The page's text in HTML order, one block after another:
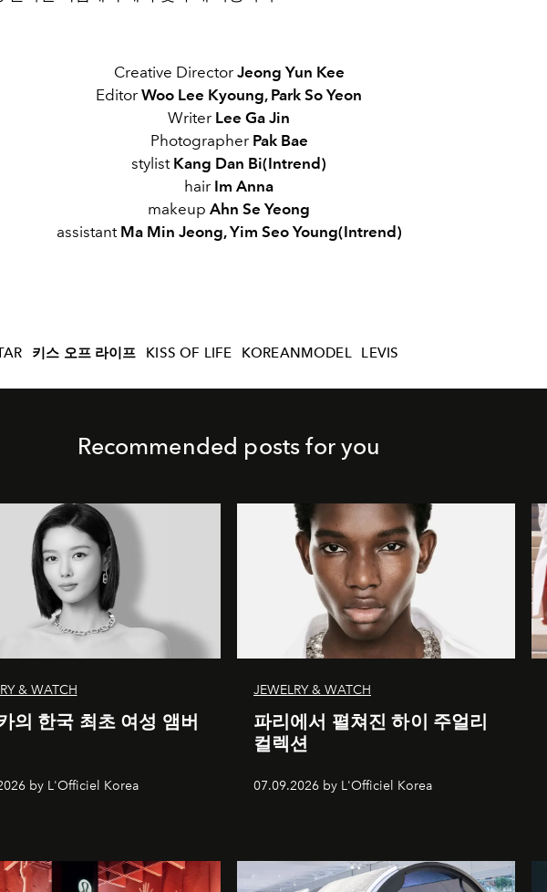
Creative Director Jeong Yun Kee
Editor Woo Lee Kyoung, Park So Yeon
Writer Lee Ga Jin
PhotographerPak Bae
stylist Kang Dan Bi(Intrend)
hair Im Anna
makeup Ahn Se Yeong
assistant Ma Min Jeong, Yim Seo Young(Intrend)
키스 오프 라이프 KISS OF LIFE KOREANMODEL LEVIS
Recommended posts for you
& WATCH
의 한국 최초 여성 앰버
by L'Officiel Korea
JEWELRY & WATCH
파리에서 펼쳐진 하이 주얼리
컬렉션
07.09.2026 by L'Officiel Korea